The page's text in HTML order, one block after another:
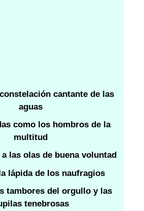
cantante de las
aguas
como los hombros de la
multitud
a las olas de buena voluntad
lápida de los naufragios
tambores del orgullo y las
tenebrosas